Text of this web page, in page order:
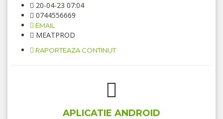
20-04-23 07:04
0744556669
EMAIL
MEATPROD
RAPORTEAZA CONTINUT
APLICATIE ANDROID